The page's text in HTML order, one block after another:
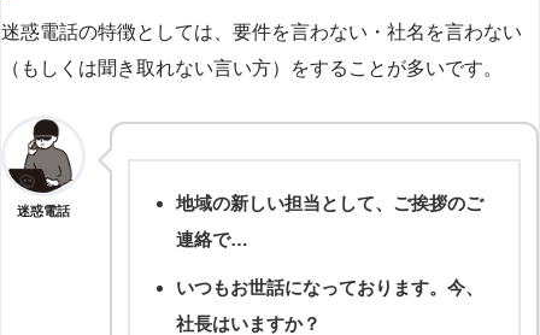
迷惑電話の特徴としては、要件を言わない・社名を言わない
（もしくは聞き取れない言い方）をすることが多いです。
迷惑電話
地域の新しい担当として、ご挨拶のご
連絡で…
いつもお世話になっております。今、
社長はいますか？